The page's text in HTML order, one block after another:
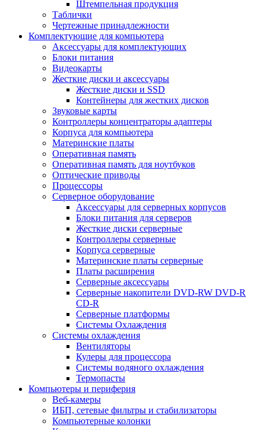
Штемпельная продукция
Таблички
Чертежные принадлежности
Комплектующие для компьютера
Аксессуары для комплектующих
Блоки питания
Видеокарты
Жесткие диски и аксессуары
Жесткие диски и SSD
Контейнеры для жестких дисков
Звуковые карты
Контроллеры концентраторы адаптеры
Корпуса для компьютера
Материнские платы
Оперативная память
Оперативная память для ноутбуков
Оптические приводы
Процессоры
Серверное оборудование
Аксессуары для серверных корпусов
Блоки питания для серверов
Жесткие диски серверные
Контроллеры серверные
Корпуса серверные
Материнские платы серверные
Платы расширения
Серверные аксессуары
Серверные накопители DVD-RW DVD-R
CD-R
Серверные платформы
Системы Охлаждения
Системы охлаждения
Вентиляторы
Кулеры для процессора
Системы водяного охлаждения
Термопасты
Компьютеры и периферия
Веб-камеры
ИБП, сетевые фильтры и стабилизаторы
Компьютерные колонки